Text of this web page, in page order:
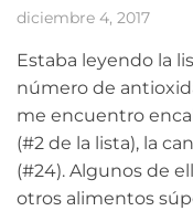
diciembre 4, 2017
Estaba leyendo la
número de
me encuentro
(#2 de la lista), la
(#24). Algunos de
otros alimentos